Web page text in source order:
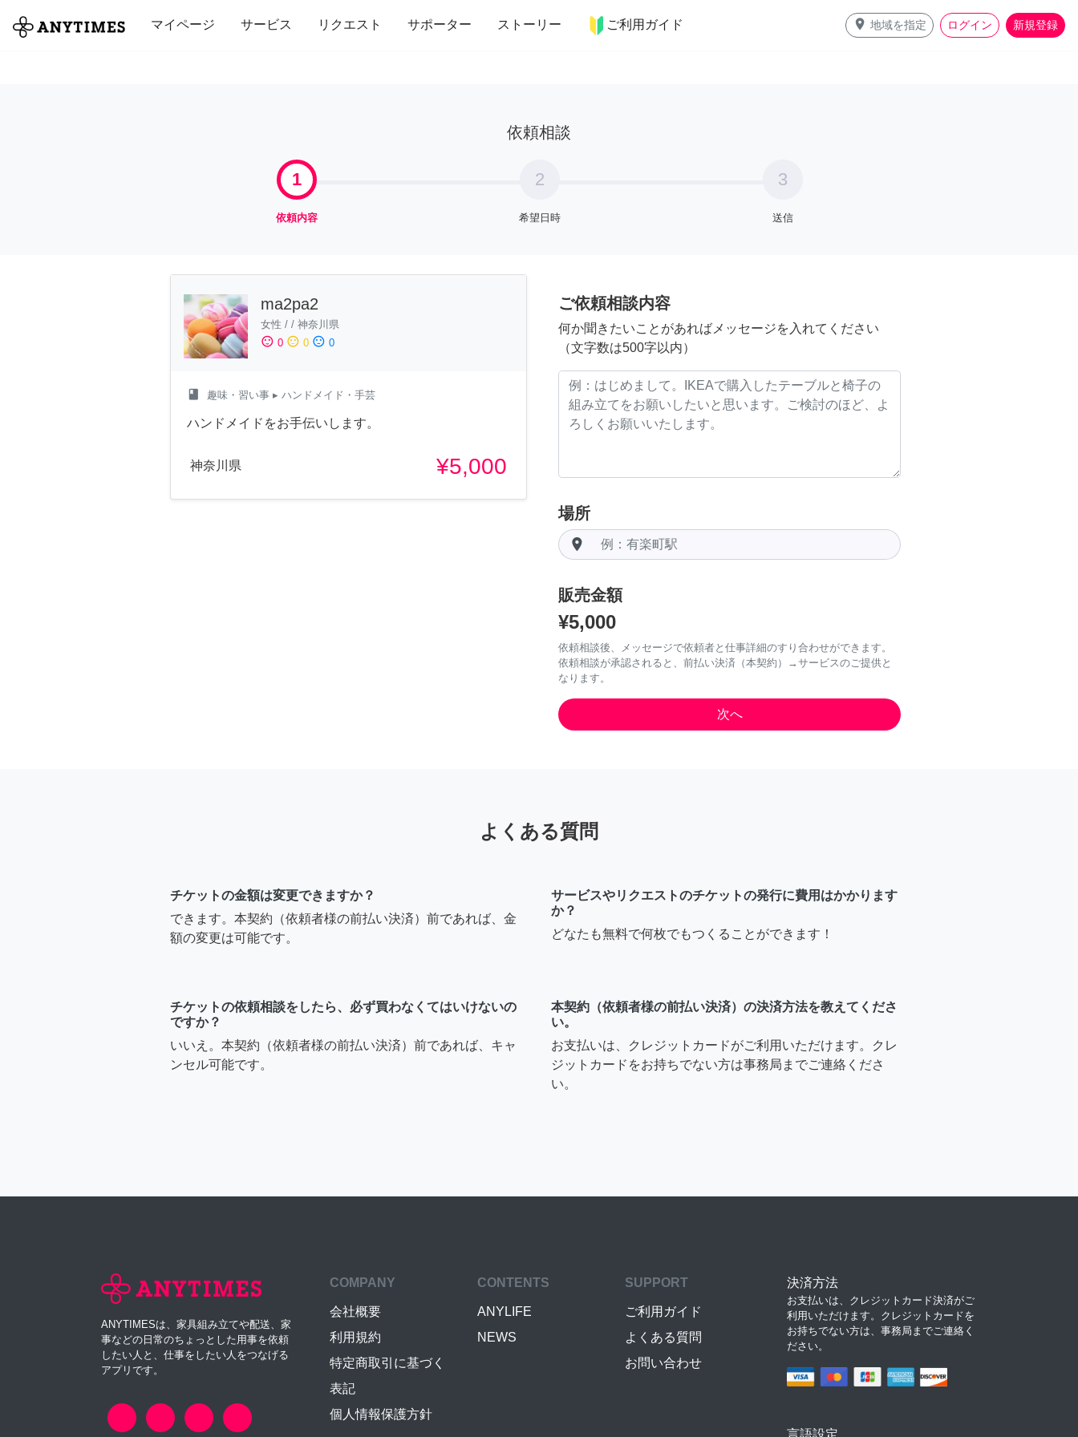
マイページ サービス リクエスト サポーター ストーリー ご利用ガイド place 地域を指定 ログイン 新規登録
全て 修理・組立 家事 引っ越し インテリア 趣味・習い事 ペット 料理
依頼相談
1
依頼内容
2
希望日時
3
送信
ma2pa2
女性 / / 神奈川県
sentiment_satisfied 0 sentiment_neutral 0 sentiment_dissatisfied 0
class 趣味・習い事 ▸ ハンドメイド・手芸
ハンドメイドをお手伝いします。
神奈川県 ¥5,000
ご依頼相談内容
何か聞きたいことがあればメッセージを入れてください
（文字数は500字以内）
場所
room
販売金額
¥5,000
依頼相談後、メッセージで依頼者と仕事詳細のすり合わせができます。
依頼相談が承認されると、前払い決済（本契約）→サービスのご提供と
なります。
よくある質問
チケットの金額は変更できますか？
できます。本契約（依頼者様の前払い決済）前であれば、金
額の変更は可能です。
サービスやリクエストのチケットの発行に費用はかかります
か？
どなたも無料で何枚でもつくることができます！
チケットの依頼相談をしたら、必ず買わなくてはいけないの
ですか？
いいえ。本契約（依頼者様の前払い決済）前であれば、キャ
ンセル可能です。
本契約（依頼者様の前払い決済）の決済方法を教えてくださ
い。
お支払いは、クレジットカードがご利用いただけます。クレ
ジットカードをお持ちでない方は事務局までご連絡くださ
い。
ANYTIMESは、家具組み立てや配送、家
事などの日常のちょっとした用事を依頼
したい人と、仕事をしたい人をつなげる
アプリです。
COMPANY
会社概要
利用規約
特定商取引に基づく
表記
個人情報保護方針
CONTENTS
ANYLIFE
NEWS
SUPPORT
ご利用ガイド
よくある質問
お問い合わせ
決済方法
お支払いは、クレジットカード決済がご
利用いただけます。クレジットカードを
お持ちでない方は、事務局までご連絡く
ださい。
言語設定